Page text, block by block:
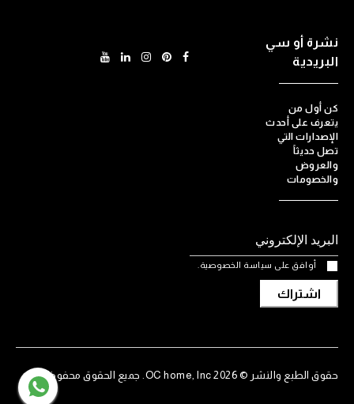
نشرة أو سي
البريدية
كن أول من
يتعرف على أحدث
الإصدارات التي
تصل حديثاً
والعروض
والخصومات
أوافق على سياسة الخصوصية.
اشتراك
حقوق الطبع والنشر © 2026 OC home, Inc. جميع الحقوق محفوظة.